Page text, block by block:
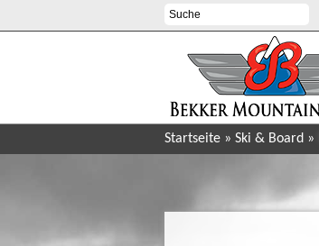
Startseite » Ski & Board »